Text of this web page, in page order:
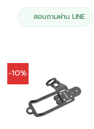
฿45,900.00.
฿
สอบถามผ่าน LINE
-10%